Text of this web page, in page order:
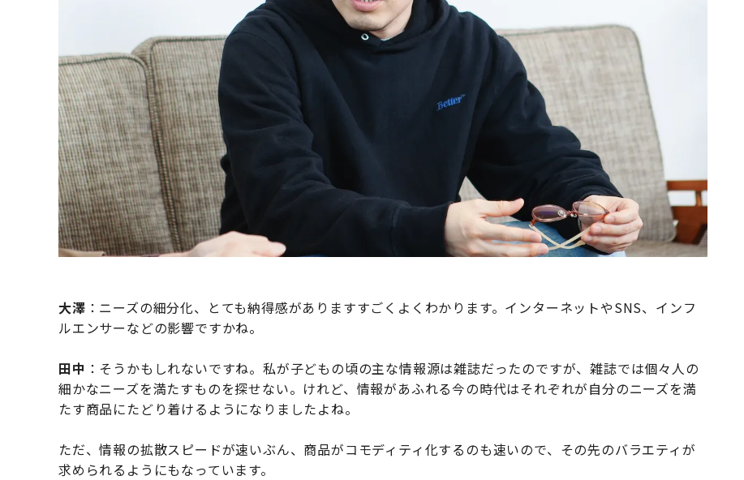
大澤 ：ニーズの細分化、とても納得感がありますすごくよくわかります。インターネットやSNS、インフ
ルエンサーなどの影響ですかね。
田中 ：そうかもしれないですね。私が子どもの頃の主な情報源は雑誌だったのですが、雑誌では個々人の
細かなニーズを満たすものを探せない。けれど、情報があふれる今の時代はそれぞれが自分のニーズを満
たす商品にたどり着けるようになりましたよね。
ただ、情報の拡散スピードが速いぶん、商品がコモディティ化するのも速いので、その先のバラエティが
求められるようにもなっています。